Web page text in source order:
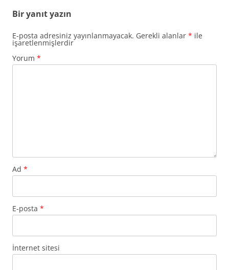
Bir yanıt yazın
E-posta adresiniz yayınlanmayacak. Gerekli alanlar * ile
işaretlenmişlerdir
Yorum *
Ad *
E-posta *
İnternet sitesi